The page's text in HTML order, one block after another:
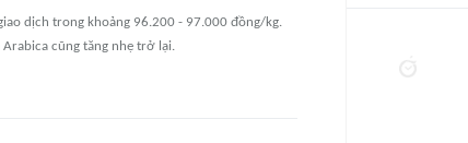
dịch trong khoảng 96.200 - 97.000 đồng/kg.
Arabica cũng tăng nhẹ trở lại.